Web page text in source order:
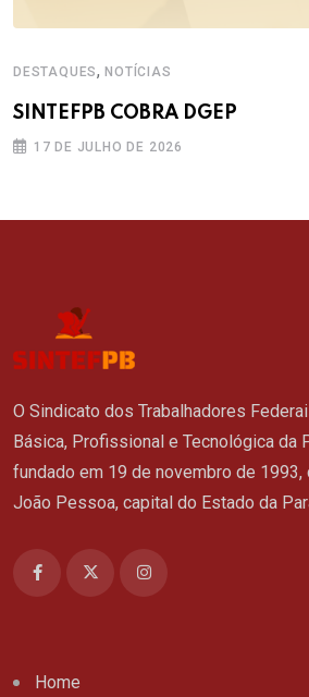
DESTAQUES,NOTÍCIAS
SINTEFPB COBRA DGEP
17 DE JULHO DE 2026
O Sindicato dos Trabalhadores
Básica, Profissional e Tecnológica da
fundado em 19 de novembro de
João Pessoa, capital do Estado da
Home